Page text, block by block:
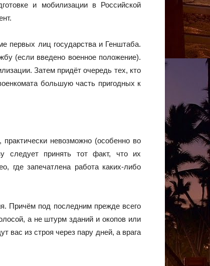
и мобилизации в Российской
первых лиц государства и Генштаба.
(если введено военное положение).
Затем придёт очередь тех, кто
большую часть пригодных к
невозможно (особенно во
следует принять тот факт, что их
где запечатлена работа каких-либо
Причём под последним прежде всего
а не штурм зданий и окопов или
вас из строя через пару дней, а врага